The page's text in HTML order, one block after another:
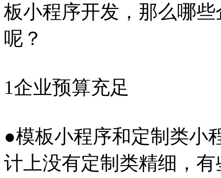
板小程序开发，那么哪
呢？
1企业预算充足
●模板小程序和定制类小
计上没有定制类精细，